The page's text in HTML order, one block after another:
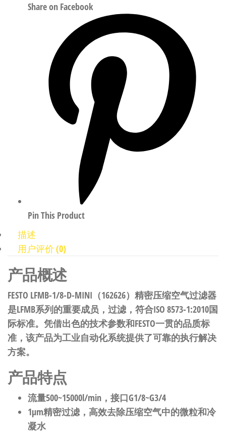
Share on Facebook
Pin This Product
描述
用户评价 (0)
产品概述
FESTO LFMB-1/8-D-MINI（162626）精密压缩空气过滤器
是LFMB系列的重要成员，过滤，符合ISO 8573-1:2010国
际标准。凭借出色的技术参数和FESTO一贯的品质标
准，该产品为工业自动化系统提供了可靠的执行解决
方案。
产品特点
流量500~15000l/min，接口G1/8~G3/4
1μm精密过滤，高效去除压缩空气中的微粒和冷
凝水